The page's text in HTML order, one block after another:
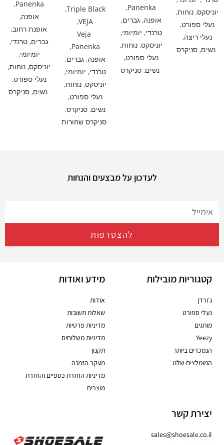
יוניסקס,נוחות,
נעלי ספורט,
נעלי ריצה,
נשים, סניקרס
Panenka
,
אופנה,גברים,
טרנדי, יומיומי,
יוניסקס,נוחות,
נעלי ספורט,
נשים, סניקרס
Triple Black
,
VEJA
,
Veja
Panenka
,
אופנה,גברים,
טרנדי, יומיומי,
יוניסקס,נוחות,
נעלי ספורט,
נשים,סניקרס,
סניקרס שחורות
Panenka
,
אופנה,
אופנת רחוב,
גברים, טרנדי,
יומיומי,
יוניסקס,נוחות,
נעלי ספורט,
נשים, סניקרס
לעדכון על מבצעים והנחות
להצטרפות
קטגוריות מובילות
ג׳ורדן
נעלי ספורט
מותגים
Yeezy
הנמכרים ביותר
המומלצים שלנו
מידע ואודות
אודות
שאלות תשובות
מדיניות פרטיות
מדיניות משלוחים
תקנון
מעקב הזמנה
מדיניות החזרת כספיים והחזרת
מוצרים
יצירת קשר
sales@shoesale.co.il